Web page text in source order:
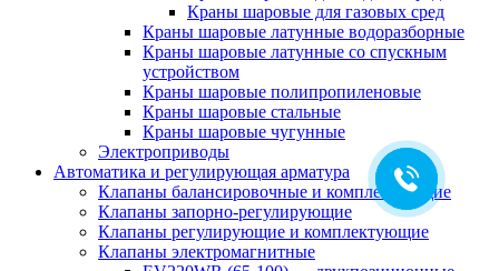
Краны шаровые для газовых сред
Краны шаровые латунные водоразборные
Краны шаровые латунные со спускным
устройством
Краны шаровые полипропиленовые
Краны шаровые стальные
Краны шаровые чугунные
Электроприводы
Автоматика и регулирующая арматура
Клапаны балансировочные и комплектующие
Клапаны запорно-регулирующие
Клапаны регулирующие и комплектующие
Клапаны электромагнитные